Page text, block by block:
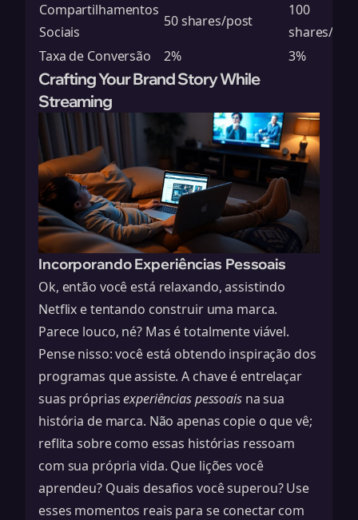
Compartilhamentos
Sociais
50 shares/post
100
shares/
Taxa de Conversão
2% 3%
Crafting Your Brand Story While
Streaming
Incorporando Experiências Pessoais
Ok, então você está relaxando, assistindo
Netflix e tentando construir uma marca.
Parece louco, né? Mas é totalmente viável.
Pense nisso: você está obtendo inspiração dos
programas que assiste. A chave é entrelaçar
suas própriasexperiências pessoaisna sua
história de marca. Não apenas copie o que vê;
reflita sobre como essas histórias ressoam
com sua própria vida. Que lições você
aprendeu? Quais desafios você superou? Use
esses momentos reais para se conectar com